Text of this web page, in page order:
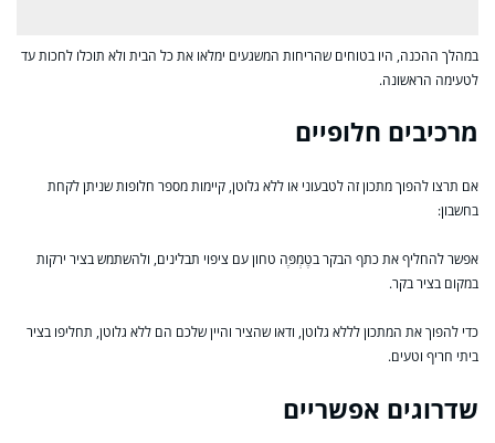
במהלך ההכנה, היו בטוחים שהריחות המשגעים ימלאו את כל הבית ולא תוכלו לחכות עד
לטעימה הראשונה.
מרכיבים חלופיים
אם תרצו להפוך מתכון זה לטבעוני או ללא גלוטן, קיימות מספר חלופות שניתן לקחת
בחשבון:
אפשר להחליף את כתף הבקר בטֶמְפֶּה טחון עם ציפוי תבלינים, ולהשתמש בציר ירקות
במקום בציר בקר.
כדי להפוך את המתכון לללא גלוטן, ודאו שהציר והיין שלכם הם ללא גלוטן, תחליפו בציר
ביתי חריף וטעים.
שדרוגים אפשריים